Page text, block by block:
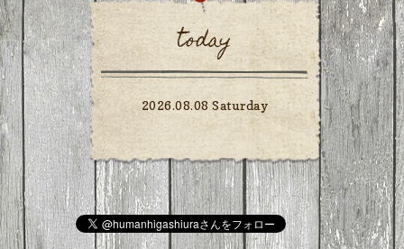
today
2026.08.08 Saturday